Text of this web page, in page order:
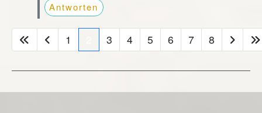
Antworten
1 3 4 5 6 7 8